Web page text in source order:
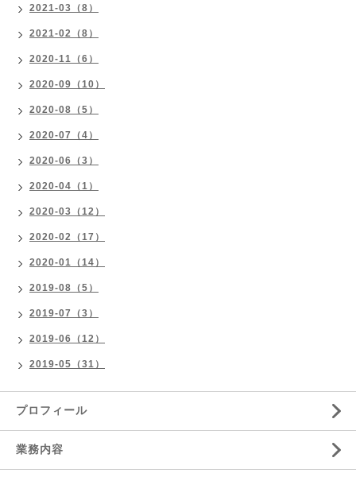
2021-03（8）
2021-02（8）
2020-11（6）
2020-09（10）
2020-08（5）
2020-07（4）
2020-06（3）
2020-04（1）
2020-03（12）
2020-02（17）
2020-01（14）
2019-08（5）
2019-07（3）
2019-06（12）
2019-05（31）
プロフィール
業務内容